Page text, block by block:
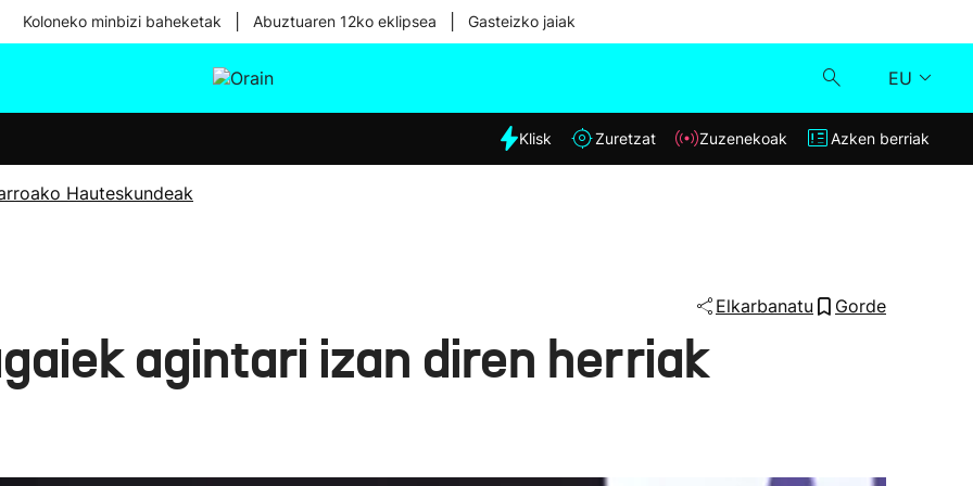
Koloneko minbizi baheketak Abuztuaren 12ko eklipsea Gasteizko jaiak
EU
Eguraldia
Klisk
Klisk Zuretzat Zuzenekoak Azken berriak
Hauteskundeak
Elkarbanatu Gorde
agintari izan diren herriak